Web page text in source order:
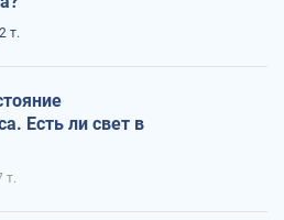
т.
Есть ли свет в
т.